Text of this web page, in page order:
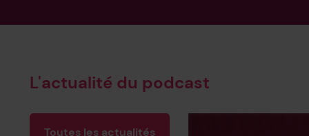
L'actualité du podcast
Toutes les actualités